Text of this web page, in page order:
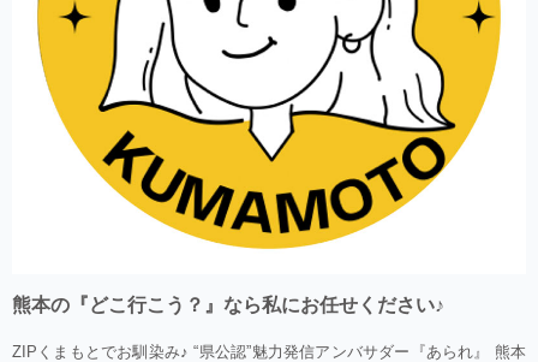
熊本の『どこ行こう？』なら私にお任せください♪
ZIPくまもとでお馴染み♪ “県公認”魅力発信アンバサダー『あられ』 熊本